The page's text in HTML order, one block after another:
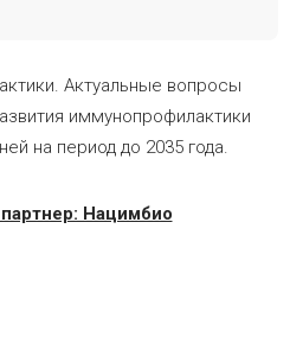
Актуальные вопросы
иммунопрофилактики
на период до 2035 года.
Нацимбио